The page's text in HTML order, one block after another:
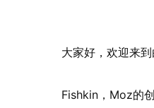
大家好，欢迎来
Fishkin，Moz的